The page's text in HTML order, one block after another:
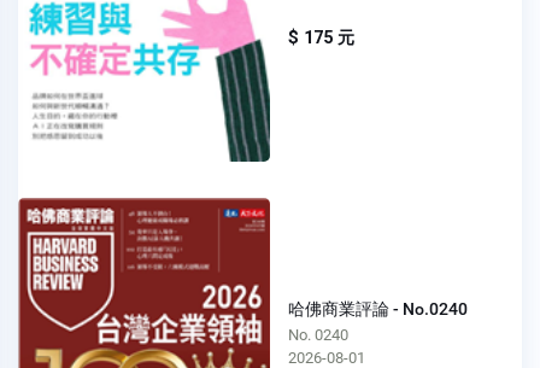
$ 175 元
哈佛商業評論 - No.0240
No. 0240
2026-08-01